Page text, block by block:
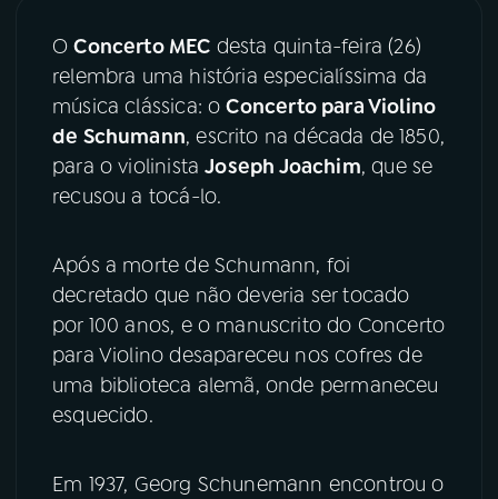
YouTube Facebook
TikTok
OConcerto MEC desta quinta-feira (26)
relembra uma história especialíssima da
música clássica: oConcerto para Violino
de Schumann, escrito na década de 1850,
para o violinistaJoseph Joachim, que se
recusou a tocá-lo.
Após a morte de Schumann, foi
decretado que não deveria ser tocado
por 100 anos, e o manuscrito do Concerto
para Violino desapareceu nos cofres de
uma biblioteca alemã, onde permaneceu
esquecido.
Em 1937, Georg Schunemann encontrou o